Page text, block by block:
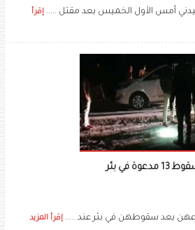
أمس الأول الخميس بعد مقتل ..... إقرأ
في بئر
إقرأ المزيد